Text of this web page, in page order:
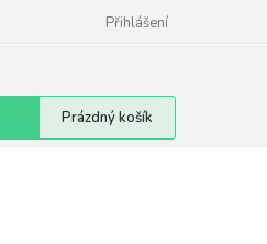
Přihlášení
Nákupní
košík
Prázdný košík